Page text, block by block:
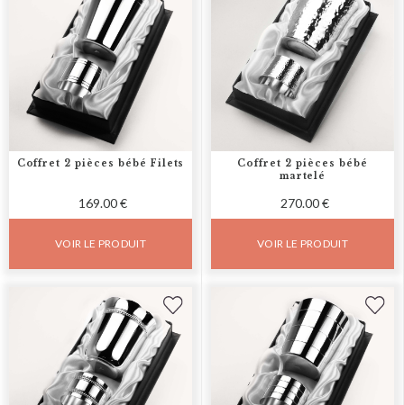
Coffret 2 pièces bébé Filets
169.00 €
VOIR LE PRODUIT
Coffret 2 pièces bébé
martelé
270.00 €
VOIR LE PRODUIT